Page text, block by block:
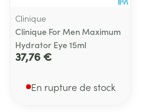
Clinique
Clinique For Men Maximum
Hydrator Eye 15ml
37,76 €
En rupture de stock